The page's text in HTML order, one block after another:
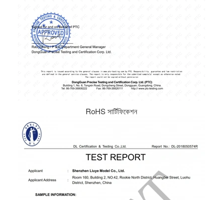
RoHS সার্টিফিকেশন